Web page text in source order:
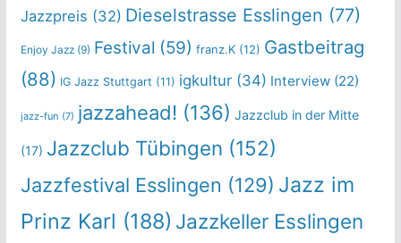
Jazzpreis (32) Dieselstrasse Esslingen (77)
Enjoy Jazz(9) Festival (59) franz.K(12) Gastbeitrag
(88) IG Jazz Stuttgart (11) igkultur(34) Interview(22)
jazz-fun (7) jazzahead! (136) Jazzclub in der Mitte
(17) Jazzclub Tübingen (152)
Jazzfestival Esslingen (129) Jazz im
Prinz Karl (188) Jazzkeller Esslingen